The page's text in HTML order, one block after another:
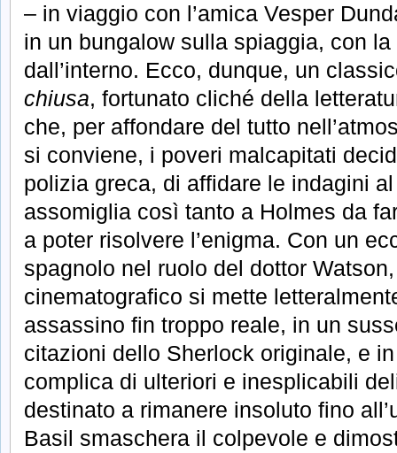
– in viaggio con l’amica Vesper
in un bungalow sulla spiaggia, con
dall’interno. Ecco, dunque, un
chiusa, fortunato cliché della
che, per affondare del tutto
si conviene, i poveri malcapitati
polizia greca, di affidare le indagini
assomiglia così tanto a Holmes da
a poter risolvere l’enigma. Con un
spagnolo nel ruolo del dottor
cinematografico si mette
assassino fin troppo reale, in un
citazioni dello Sherlock originale, e
complica di ulteriori e inesplicabili
destinato a rimanere insoluto fino
Basil smaschera il colpevole e